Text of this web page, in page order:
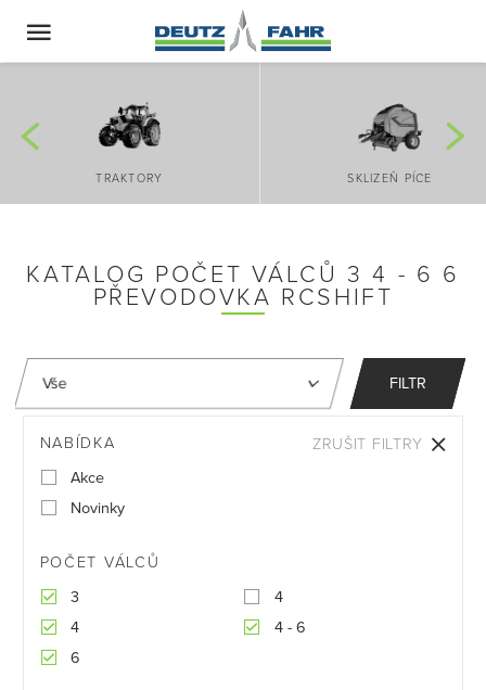
TRAKTORY SKLIZEŇ PÍCE
KATALOG POČET VÁLCŮ 3 4 - 6 6
PŘEVODOVKA RCSHIFT
FILTR
NABÍDKA
Akce
Novinky
POČET VÁLCŮ
3
4
4
4 - 6
6
ZRUŠIT FILTRY